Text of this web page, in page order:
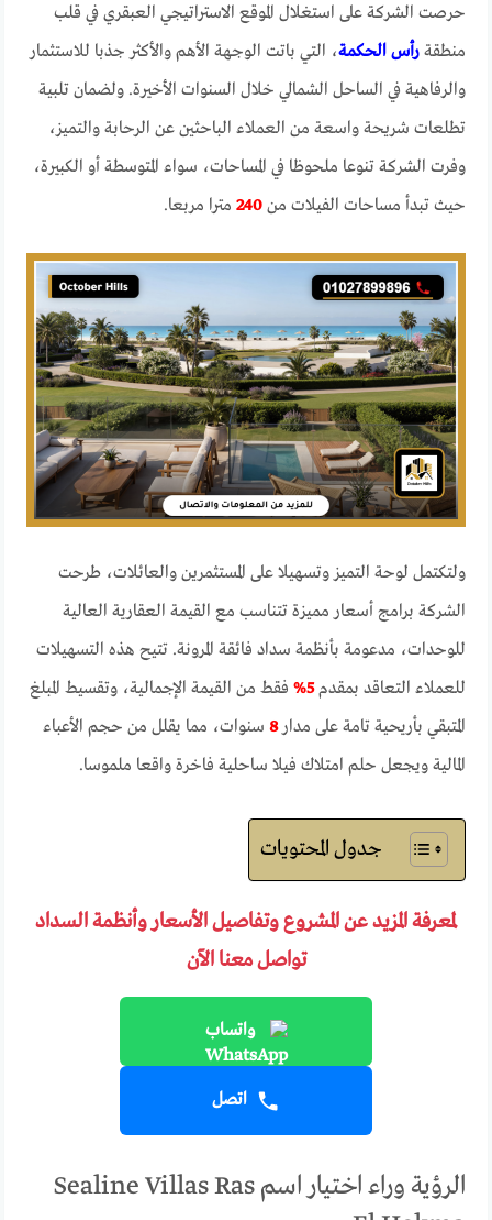
حرصت الشركة على استغلال الموقع الاستراتيجي العبقري في قلب
منطقةرأس الحكمة، التي باتت الوجهة الأهم والأكثر جذبا للاستثمار
والرفاهية في الساحل الشمالي خلال السنوات الأخيرة. ولضمان تلبية
تطلعات شريحة واسعة من العملاء الباحثين عن الرحابة والتميز،
وفرت الشركة تنوعا ملحوظا في المساحات، سواء المتوسطة أو الكبيرة،
حيث تبدأ مساحات الفيلات من240 مترا مربعا.
ولتكتمل لوحة التميز وتسهيلا على المستثمرين والعائلات، طرحت
الشركة برامج أسعار مميزة تتناسب مع القيمة العقارية العالية
للوحدات، مدعومة بأنظمة سداد فائقة المرونة. تتيح هذه التسهيلات
للعملاء التعاقد بمقدم5%
فقط من القيمة الإجمالية، وتقسيط المبلغ
المتبقي بأريحية تامة على مدار8 سنوات، مما يقلل من حجم الأعباء
المالية ويجعل حلم امتلاك فيلا ساحلية فاخرة واقعا ملموسا.
جدول المحتويات
لمعرفة المزيد عن المشروع وتفاصيل الأسعار وأنظمة السداد
تواصل معنا الآن
واتساب
اتصل
الرؤية وراء اختيار اسم Sealine Villas Ras